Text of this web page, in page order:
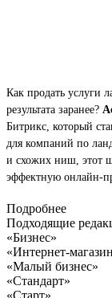
Как продать услуги
результата заранее?
Битрикс, который
для компаний по
и схожих ниш, этот
эффектную онлайн-
Подробнее
Подходящие
«Бизнес»
«Интернет-
«Малый бизнес»
«Стандарт»
«Старт»